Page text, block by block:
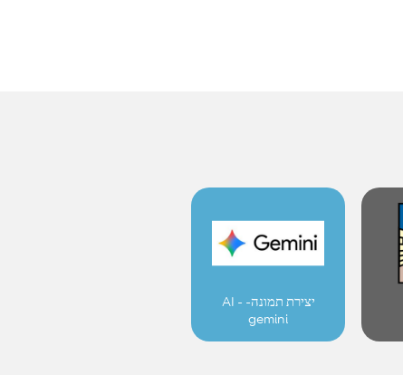
יצירת תמונה- AI -
gemini